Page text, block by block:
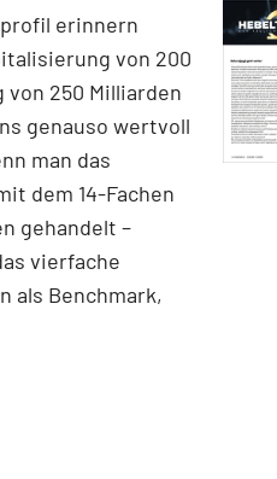
erinnern
von 200
250 Milliarden
genauso wertvoll
man das
dem 14-Fachen
gehandelt –
vierfache
als Benchmark,